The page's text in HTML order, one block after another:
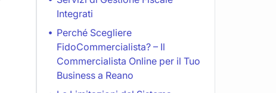
Integrati
Perché Scegliere
FidoCommercialista? – Il
Commercialista Online per il Tuo
Business a Reano